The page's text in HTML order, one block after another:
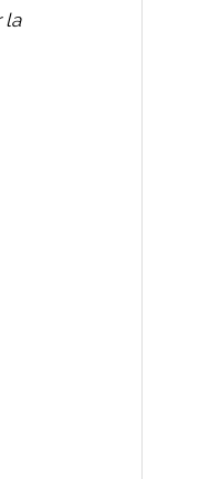
la